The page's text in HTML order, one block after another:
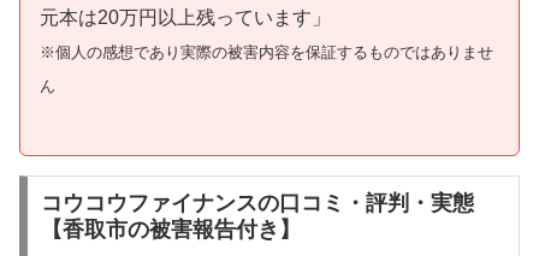
元本は20万円以上残っています」
※個人の感想であり実際の被害内容を保証するものではありませ
ん
コウコウファイナンスの口コミ・評判・実態
【香取市の被害報告付き】